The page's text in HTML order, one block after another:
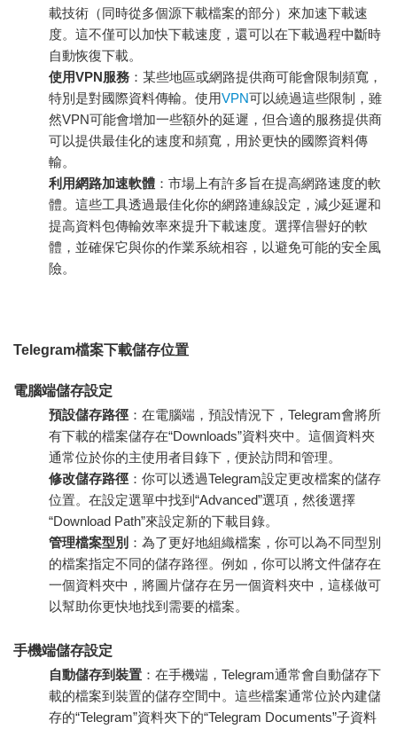
載技術（同時從多個源下載檔案的部分）來加速下載速
度。這不僅可以加快下載速度，還可以在下載過程中斷時
自動恢復下載。
使用VPN服務 ：某些地區或網路提供商可能會限制頻寬，
特別是對國際資料傳輸。使用VPN可以繞過這些限制，雖
然VPN可能會增加一些額外的延遲，但合適的服務提供商
可以提供最佳化的速度和頻寬，用於更快的國際資料傳
輸。
利用網路加速軟體 ：市場上有許多旨在提高網路速度的軟
體。這些工具透過最佳化你的網路連線設定，減少延遲和
提高資料包傳輸效率來提升下載速度。選擇信譽好的軟
體，並確保它與你的作業系統相容，以避免可能的安全風
險。
Telegram檔案下載儲存位置
電腦端儲存設定
預設儲存路徑 ：在電腦端，預設情況下，Telegram會將所
有下載的檔案儲存在“Downloads”資料夾中。這個資料夾
通常位於你的主使用者目錄下，便於訪問和管理。
修改儲存路徑 ：你可以透過Telegram設定更改檔案的儲存
位置。在設定選單中找到“Advanced”選項，然後選擇
“Download Path”來設定新的下載目錄。
管理檔案型別 ：為了更好地組織檔案，你可以為不同型別
的檔案指定不同的儲存路徑。例如，你可以將文件儲存在
一個資料夾中，將圖片儲存在另一個資料夾中，這樣做可
以幫助你更快地找到需要的檔案。
手機端儲存設定
自動儲存到裝置 ：在手機端，Telegram通常會自動儲存下
載的檔案到裝置的儲存空間中。這些檔案通常位於內建儲
存的“Telegram”資料夾下的“Telegram Documents”子資料